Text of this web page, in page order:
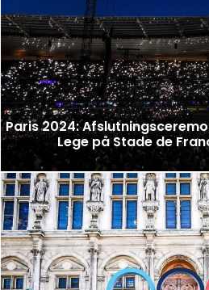
Paris 2024:
Lege på Stade de